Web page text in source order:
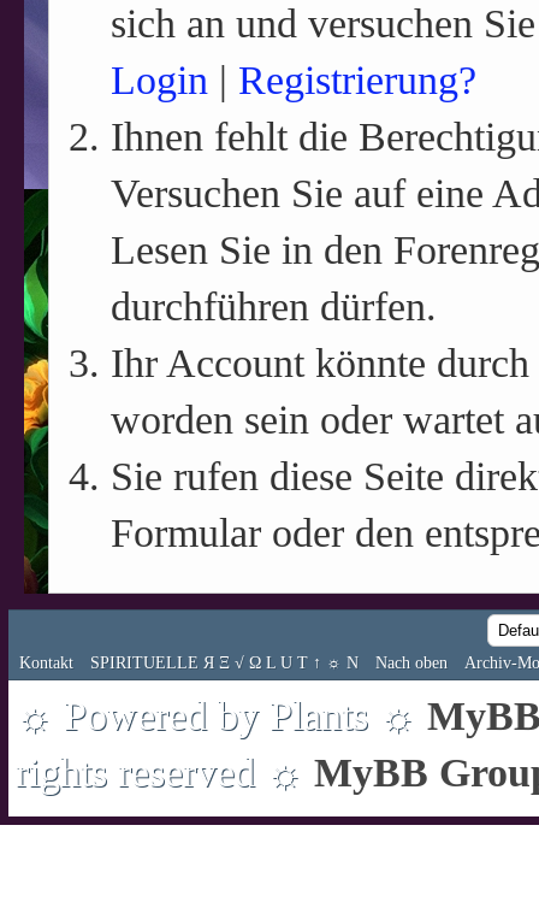
sich an und versuchen
Login | Registrierung?
Ihnen fehlt die
Versuchen Sie auf eine
Lesen Sie in den
durchführen dürfen.
Ihr Account könnte
worden sein oder wartet
Sie rufen diese Seite
Formular oder den
Kontakt SPIRITUELLE Я Ξ √ Ω L U T ↑ ☼ N Nach oben Archiv-
☼ Powered by Plants ☼
rights reserved ☼ MyBB